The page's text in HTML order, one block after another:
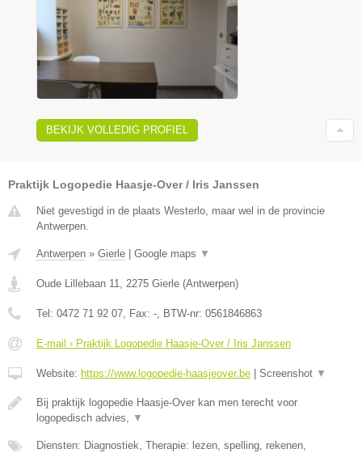
BEKIJK VOLLEDIG PROFIEL
Praktijk Logopedie Haasje-Over / Iris Janssen
Niet gevestigd in de plaats Westerlo, maar wel in de provincie
Antwerpen.
Antwerpen » Gierle | Google maps ▼
Oude Lillebaan 11 2275 Gierle (Antwerpen)
Tel: 0472 71 92 07 , Fax: - , BTW-nr: 0561846863
E-mail › Praktijk Logopedie Haasje-Over / Iris Janssen
Website: https://www.logopedie-haasjeover.be | Screenshot ▼
Bij praktijk logopedie Haasje-Over kan men terecht voor
logopedisch advies,
▼
Diensten: Diagnostiek, Therapie: lezen, spelling, rekenen,